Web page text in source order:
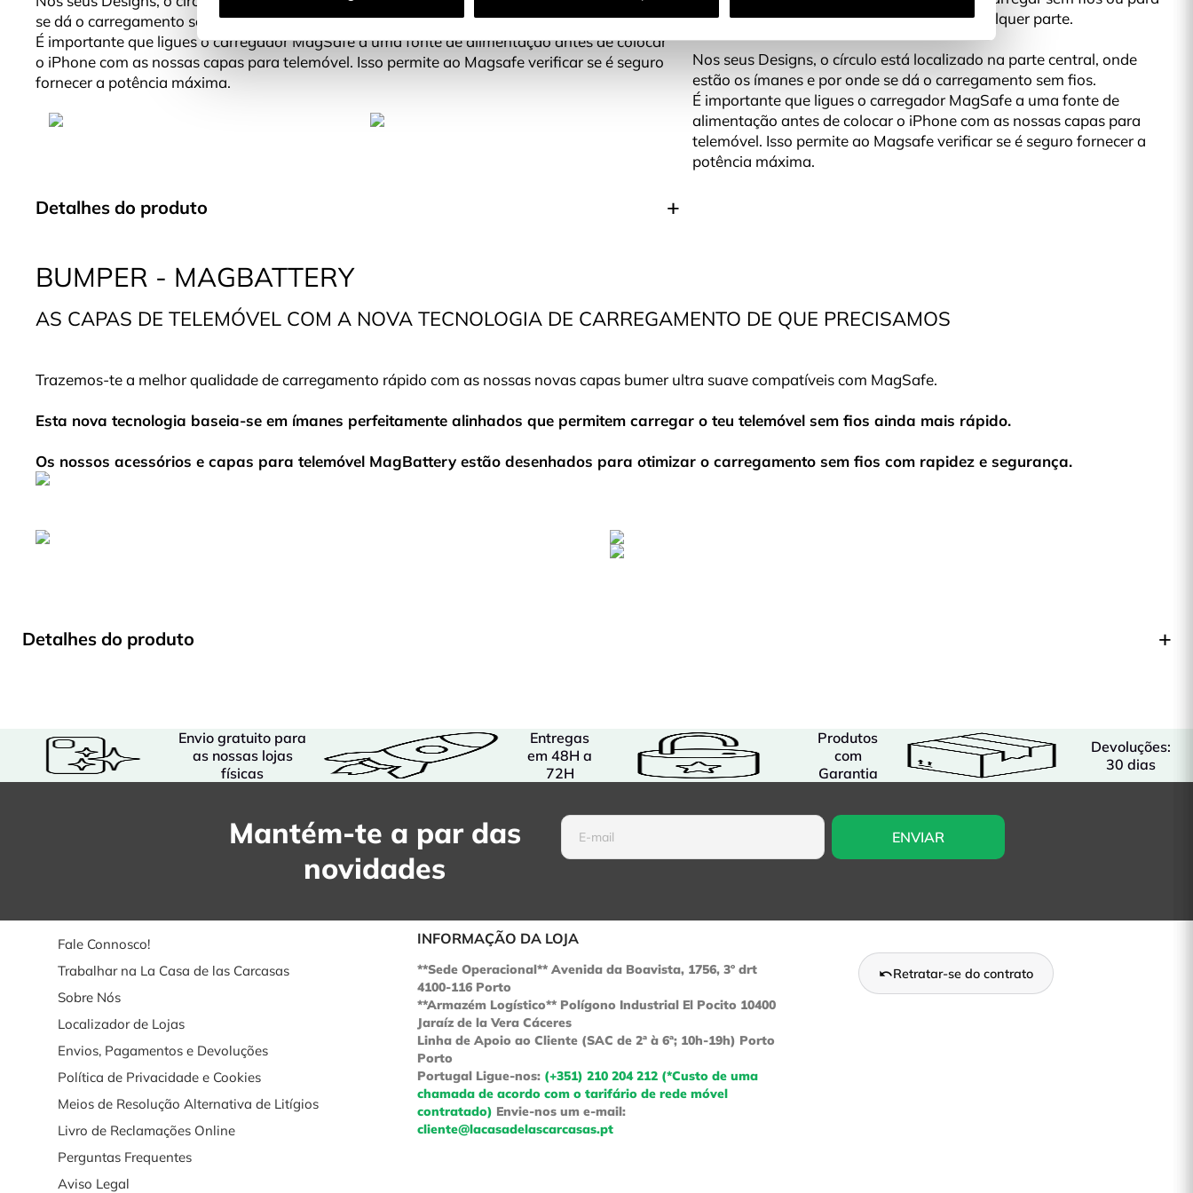
se dá o carregamento sem fios.
É importante que ligues o carregador MagSafe a uma fonte de alimentação antes de colocar
o iPhone com as nossas capas para telemóvel. Isso permite ao Magsafe verificar se é seguro
fornecer a potência máxima.
Detalhes do produto
BUMPER - MAGBATTERY
AS CAPAS DE TELEMÓVEL COM A NOVA TECNOLOGIA DE CARREGAMENTO DE QUE PRECISAMOS
Trazemos-te a melhor qualidade de carregamento rápido com as nossas novas capas bumer ultra suave compatíveis com MagSafe.
Esta nova tecnologia baseia-se em ímanes perfeitamente alinhados que permitem carregar o teu telemóvel sem fios ainda mais rápido.
Os nossos acessórios e capas para telemóvel MagBattery estão desenhados para otimizar o carregamento sem fios com rapidez e segurança.
ter uma bateria externa e carregá-lo em qualquer parte.
Nos seus Designs, o círculo está localizado na parte central, onde
estão os ímanes e por onde se dá o carregamento sem fios.
É importante que ligues o carregador MagSafe a uma fonte de
alimentação antes de colocar o iPhone com as nossas capas para
telemóvel. Isso permite ao Magsafe verificar se é seguro fornecer a
potência máxima.
Detalhes do produto
Envio gratuito para
as nossas lojas
físicas
Entregas
em 48H a
72H
Produtos
com
Garantia
Devoluções:
30 dias
Mantém-te a par das
novidades
Fale Connosco!
Trabalhar na La Casa de las Carcasas
Sobre Nós
Localizador de Lojas
Envios, Pagamentos e Devoluções
Política de Privacidade e Cookies
Meios de Resolução Alternativa de Litígios
Livro de Reclamações Online
Perguntas Frequentes
Aviso Legal
INFORMAÇÃO DA LOJA
**Sede Operacional** Avenida da Boavista, 1756, 3º drt
4100-116 Porto
**Armazém Logístico** Polígono Industrial El Pocito 10400
Jaraíz de la Vera Cáceres
Linha de Apoio ao Cliente (SAC de 2ª à 6ª; 10h-19h) Porto
Porto
Portugal Ligue-nos: (+351) 210 204 212 (*Custo de uma
chamada de acordo com o tarifário de rede móvel
contratado) Envie-nos um e-mail:
cliente@lacasadelascarcasas.pt
Retratar-se do contrato